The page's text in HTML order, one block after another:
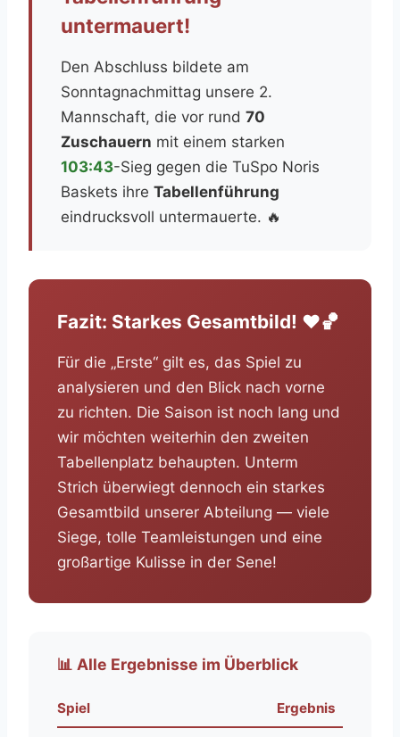
untermauert!
Den Abschluss bildete am
Sonntagnachmittag unsere 2.
Mannschaft, die vor rund 70
Zuschauern mit einem starken
103:43-Sieg gegen die TuSpo Noris
Baskets ihre Tabellenführung
eindrucksvoll untermauerte. 🔥
Fazit: Starkes Gesamtbild! ❤️🏀
Für die „Erste“ gilt es, das Spiel zu
analysieren und den Blick nach vorne
zu richten. Die Saison ist noch lang und
wir möchten weiterhin den zweiten
Tabellenplatz behaupten. Unterm
Strich überwiegt dennoch ein starkes
Gesamtbild unserer Abteilung — viele
Siege, tolle Teamleistungen und eine
großartige Kulisse in der Sene!
📊 Alle Ergebnisse im Überblick
Spiel Ergebnis